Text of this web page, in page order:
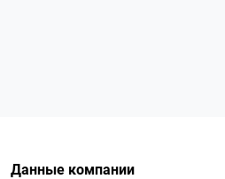
Данные компании